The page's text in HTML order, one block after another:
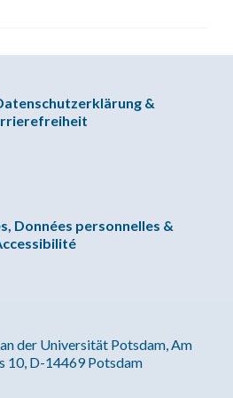
&
Données personnelles &
der Universität Potsdam, Am
10, D-14469 Potsdam